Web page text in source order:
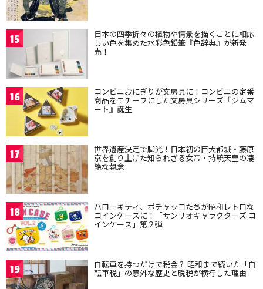
15 日本の四季折々の植物や情景を描くことに相応
しい色を集めた水彩色鉛筆『色辞典』が新発
売！
16 コンビニおにぎりが文房具に！コンビニの定番
商品をモチーフにした文房具シリーズ『ジムマ
ート』誕生
17 世界遺産決定で脚光！日本初の巨大都城・藤原
京を創り上げた知られざる女帝・持統天皇の凄
絶な執念
18 ハローキティ、ポチャッコたちが昭和レトロな
コインケースに！「サンリオキャラクターズ コ
インケース」第２弾
19 自転車を持つだけで税金？ 昭和まで続いた「自
転車税」の意外な歴史と脱税が横行した理由